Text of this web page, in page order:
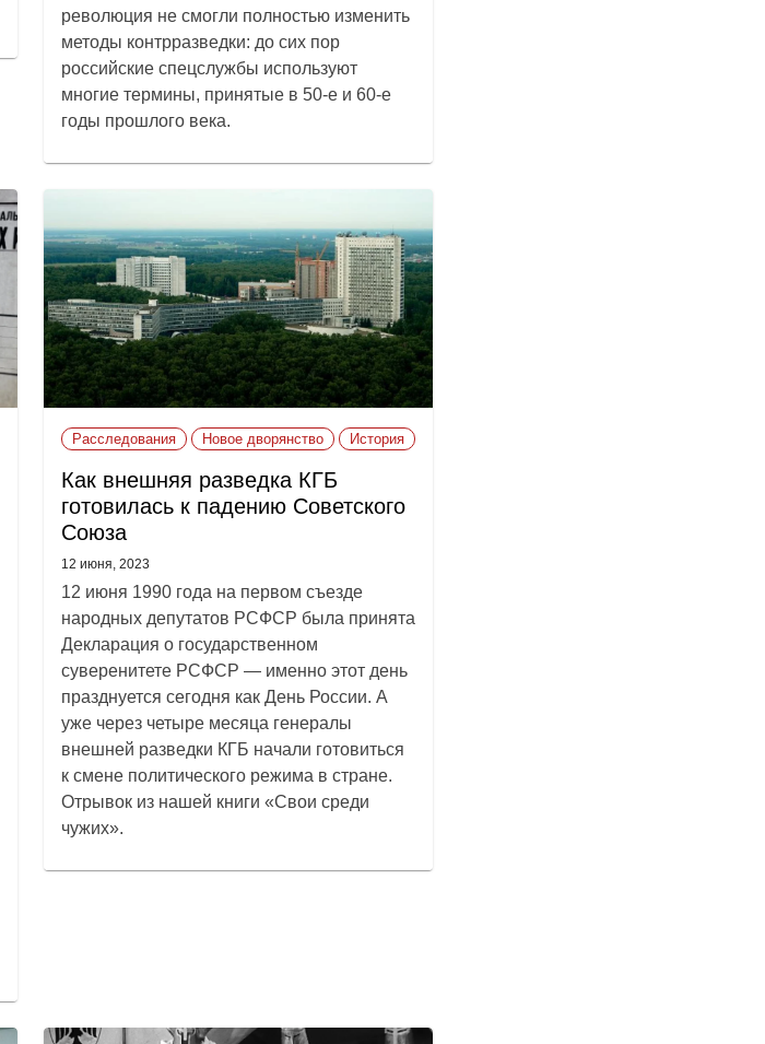
революция не смогли полностью изменить
методы контрразведки: до сих пор
российские спецслужбы используют
многие термины, принятые в 50-е и 60-е
годы прошлого века.
Расследования Новое дворянство История
Как внешняя разведка КГБ
готовилась к падению Советского
Союза
12 июня, 2023
12 июня 1990 года на первом съезде
народных депутатов РСФСР была принята
Декларация о государственном
суверенитете РСФСР — именно этот день
празднуется сегодня как День России. А
уже через четыре месяца генералы
внешней разведки КГБ начали готовиться
к смене политического режима в стране.
Отрывок из нашей книги «Свои среди
чужих».